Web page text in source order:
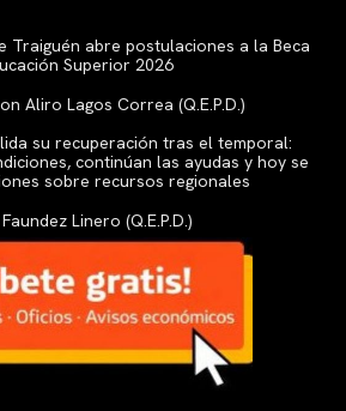
Traiguén abre postulaciones a la Beca
Superior 2026
Aliro Lagos Correa (Q.E.P.D.)
su recuperación tras el temporal:
continúan las ayudas y hoy se
sobre recursos regionales
Linero (Q.E.P.D.)